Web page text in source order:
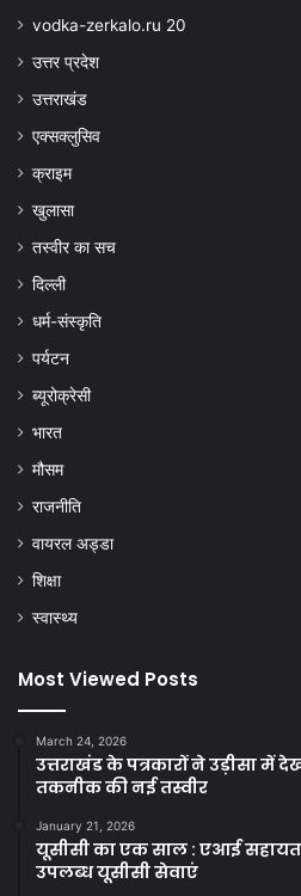
vodka-zerkalo.ru 20
उत्तर प्रदेश
उत्तराखंड
एक्सक्लुसिव
क्राइम
खुलासा
तस्वीर का सच
दिल्ली
धर्म-संस्कृति
पर्यटन
ब्यूरोक्रेसी
भारत
मौसम
राजनीति
वायरल अड्डा
शिक्षा
स्वास्थ्य
Most Viewed Posts
March 24, 2026
उत्तराखंड के पत्रकारों ने उड़ीसा में
तकनीक की नई तस्वीर
January 21, 2026
यूसीसी का एक साल : एआई
उपलब्ध यूसीसी सेवाएं